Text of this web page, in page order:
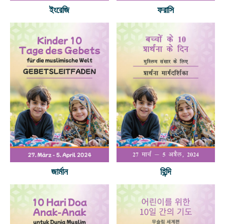
ইংরেজি ফরাসি
জার্মান হিন্দি